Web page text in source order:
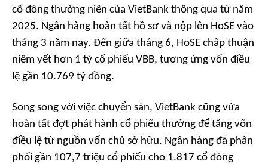
cổ đông thường niên của VietBank thông qua từ năm
2025. Ngân hàng hoàn tất hồ sơ và nộp lên HoSE vào
tháng 3 năm nay. Đến giữa tháng 6, HoSE chấp thuận
niêm yết hơn 1 tỷ cổ phiếu VBB, tương ứng vốn điều
lệ gần 10.769 tỷ đồng.
Song song với việc chuyển sàn, VietBank cũng vừa
hoàn tất đợt phát hành cổ phiếu thưởng để tăng vốn
điều lệ từ nguồn vốn chủ sở hữu. Ngân hàng đã phân
phối gần 107,7 triệu cổ phiếu cho 1.817 cổ đông